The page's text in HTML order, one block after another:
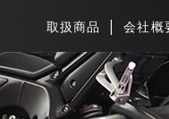
取扱商品 会社概